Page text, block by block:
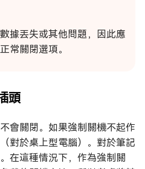
據丟失或其他問題，因此應
常關閉選項。
頭
會關閉。如果強制關機不起作
對於桌上型電腦）。對於筆記
在這種情況下，作為強制關